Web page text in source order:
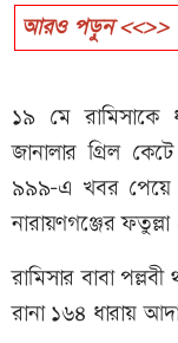
আরও পড়ুন <<>>
১৯ মে
জানালার গ্রিল
৯৯৯-এ খবর পেয়ে
নারায়ণগঞ্জের
রামিসার বাবা
রানা ১৬৪ ধারায়